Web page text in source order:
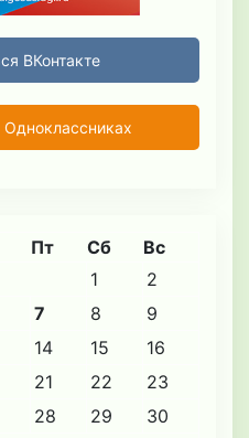
ВКонтакте
Пт Сб Вс
1
2
7 8
9
14 15
16
21 22
23
28 29
30